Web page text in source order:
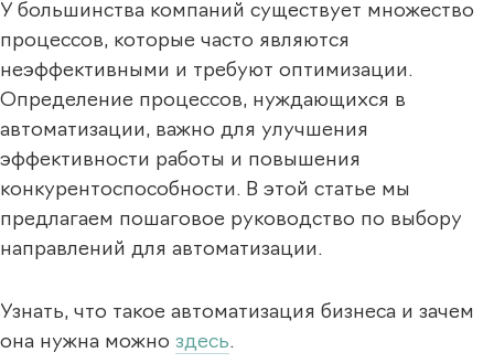
У большинства компаний существует множество
процессов, которые часто являются
неэффективными и требуют оптимизации.
Определение процессов, нуждающихся в
автоматизации, важно для улучшения
эффективности работы и повышения
конкурентоспособности. В этой статье мы
предлагаем пошаговое руководство по выбору
направлений для автоматизации.
Узнать, что такое автоматизация бизнеса и зачем
она нужна можно здесь.